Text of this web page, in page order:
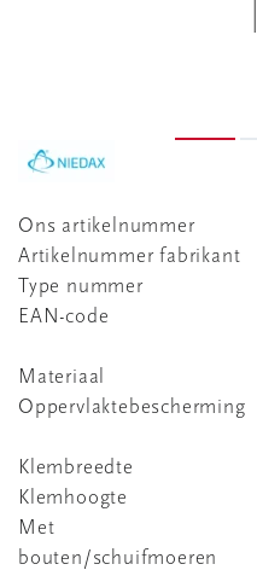
Ons artikelnummer
Artikelnummer fabrikant
Type nummer
EAN-code
Materiaal
Oppervlaktebescherming
Klembreedte
Klemhoogte
Met
bouten/schuifmoeren